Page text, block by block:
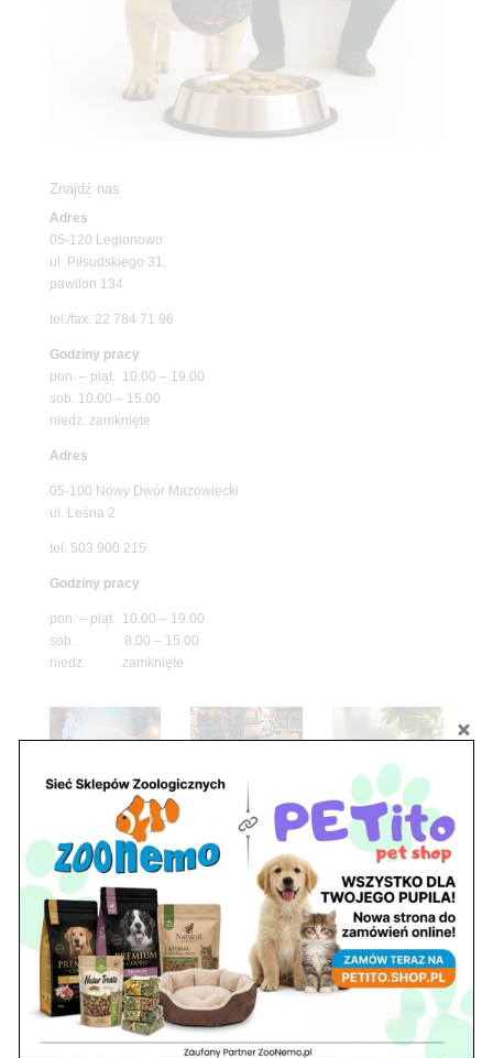
Znajdź nas
Adres
05-120 Legionowo
ul. Piłsudskiego 31,
pawilon 134
tel./fax. 22 784 71 96
Godziny pracy
pon. – piąt. 10.00 – 19.00
sob. 10.00 – 15.00
niedz. zamknięte
Adres
05-100 Nowy Dwór Mazowiecki
ul. Leśna 2
tel. 503 900 215
Godziny pracy
pon. – piąt. 10.00 – 19.00
sob. 8.00 – 15.00
niedz. zamknięte